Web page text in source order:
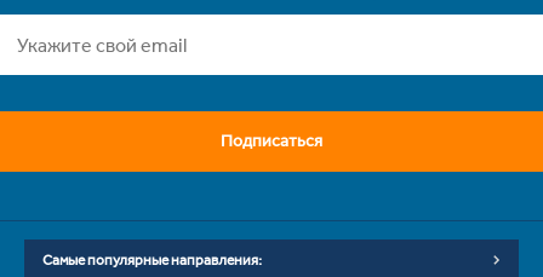
Подписаться
Самые популярные направления: